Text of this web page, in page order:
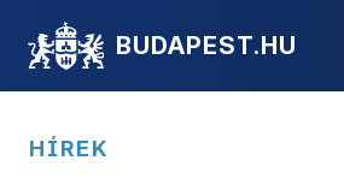
BUDAPEST.HU
HÍREK